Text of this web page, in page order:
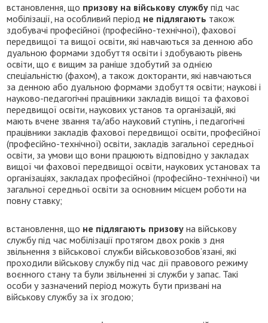
встановлення, що призову на військову службу під час
мобілізації, на особливий період не підлягають також
здобувачі професійної (професійно-технічної), фахової
передвищої та вищої освіти, які навчаються за денною або
дуальною формами здобуття освіти і здобувають рівень
освіти, що є вищим за раніше здобутий за однією
спеціальністю (фахом), а також докторанти, які навчаються
за денною або дуальною формами здобуття освіти; наукові і
науково-педагогічні працівники закладів вищої та фахової
передвищої освіти, наукових установ та організацій, які
мають вчене звання та/або науковий ступінь, і педагогічні
працівники закладів фахової передвищої освіти, професійної
(професійно-технічної) освіти, закладів загальної середньої
освіти, за умови що вони працюють відповідно у закладах
вищої чи фахової передвищої освіти, наукових установах та
організаціях, закладах професійної (професійно-технічної) чи
загальної середньої освіти за основним місцем роботи на
повну ставку;
встановлення, що не підлягають призову на військову
службу під час мобілізації протягом двох років з дня
звільнення з військової служби військовозобов’язані, які
проходили військову службу під час дії правового режиму
воєнного стану та були звільненні зі служби у запас. Такі
особи у зазначений період можуть бути призвані на
військову службу за їх згодою;